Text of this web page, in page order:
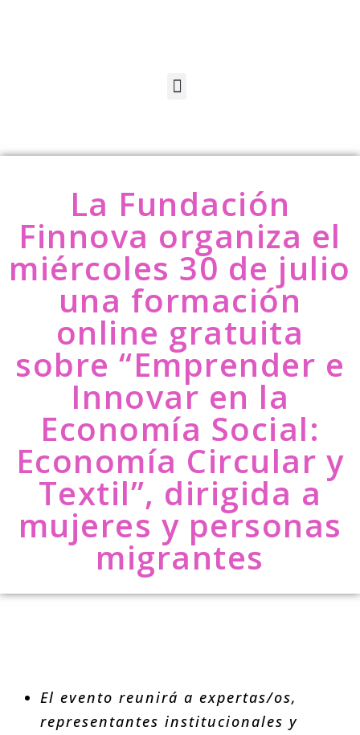
La Fundación
Finnova organiza el
miércoles 30 de julio
una formación
online gratuita
sobre “Emprender e
Innovar en la
Economía Social:
Economía Circular y
Textil”, dirigida a
mujeres y personas
migrantes
El evento reunirá a expertas/os,
representantes institucionales y